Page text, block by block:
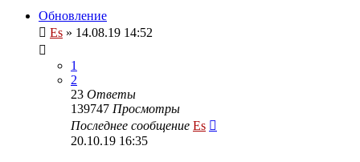
Обновление
Es » 14.08.19 14:52
1
2
23 Ответы
139747 Просмотры
Последнее сообщение Es
20.10.19 16:35